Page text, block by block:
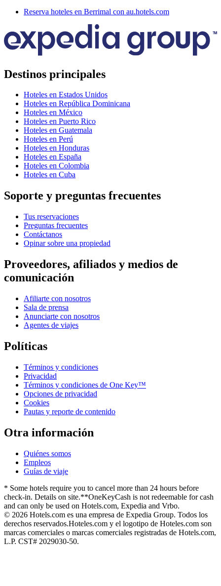
Reserva hoteles en Berrimal con au.hotels.com
Destinos principales
Hoteles en Estados Unidos
Hoteles en República Dominicana
Hoteles en México
Hoteles en Puerto Rico
Hoteles en Guatemala
Hoteles en Perú
Hoteles en Honduras
Hoteles en España
Hoteles en Colombia
Hoteles en Cuba
Soporte y preguntas frecuentes
Tus reservaciones
Preguntas frecuentes
Contáctanos
Opinar sobre una propiedad
Proveedores, afiliados y medios de
comunicación
Afiliarte con nosotros
Sala de prensa
Anunciarte con nosotros
Agentes de viajes
Políticas
Términos y condiciones
Privacidad
Términos y condiciones de One Key™
Opciones de privacidad
Cookies
Pautas y reporte de contenido
Otra información
Quiénes somos
Empleos
Guías de viaje
* Some hotels require you to cancel more than 24 hours before
check-in. Details on site.**OneKeyCash is not redeemable for cash
and can only be used on Hotels.com, Expedia and Vrbo.
© 2026 Hotels.com es una empresa de Expedia Group. Todos los
derechos reservados.Hoteles.com y el logotipo de Hoteles.com son
marcas comerciales o marcas comerciales registradas de Hotels.com,
L.P. CST# 2029030-50.